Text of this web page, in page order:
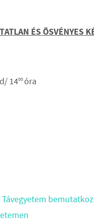
ÉS ÖSVÉNYES
1400óra
Távegyetem